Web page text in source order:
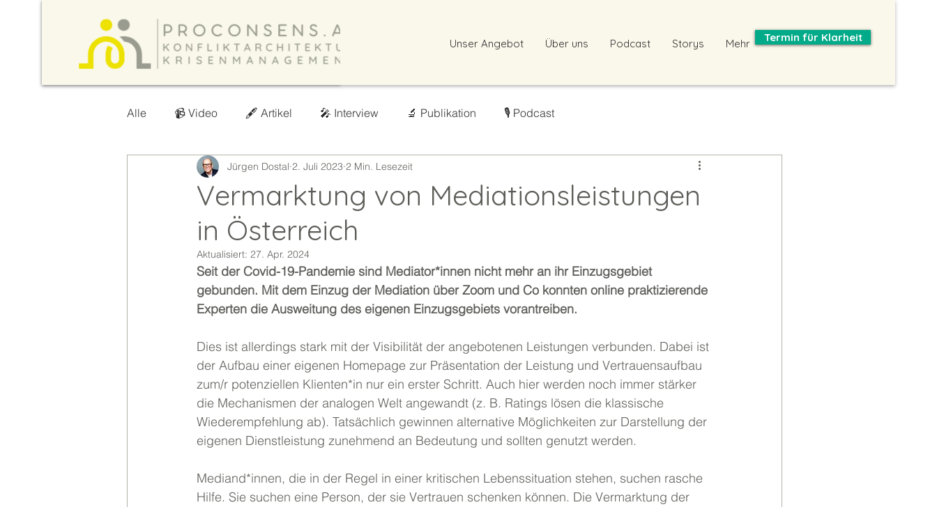
Unser Angebot Über uns Podcast Storys Mehr Termin für Klarheit
Alle 📹 Video 🖋️ Artikel 🎤 Interview 🔬 Publikation 🎙️ Podcast
Vermarktung von Mediationsleistungen
in Österreich
Jürgen Dostal 2. Juli 2023 2 Min. Lesezeit
Aktualisiert: 27. Apr. 2024
Seit der Covid-19-Pandemie sind Mediator*innen nicht mehr an ihr Einzugsgebiet
gebunden. Mit dem Einzug der Mediation über Zoom und Co konnten online praktizierende
Experten die Ausweitung des eigenen Einzugsgebiets vorantreiben.
Dies ist allerdings stark mit der Visibilität der angebotenen Leistungen verbunden. Dabei ist
der Aufbau einer eigenen Homepage zur Präsentation der Leistung und Vertrauensaufbau
zum/r potenziellen Klienten*in nur ein erster Schritt. Auch hier werden noch immer stärker
die Mechanismen der analogen Welt angewandt (z. B. Ratings lösen die klassische
Wiederempfehlung ab). Tatsächlich gewinnen alternative Möglichkeiten zur Darstellung der
eigenen Dienstleistung zunehmend an Bedeutung und sollten genutzt werden.
Mediand*innen, die in der Regel in einer kritischen Lebenssituation stehen, suchen rasche
Hilfe. Sie suchen eine Person, der sie Vertrauen schenken können. Die Vermarktung der